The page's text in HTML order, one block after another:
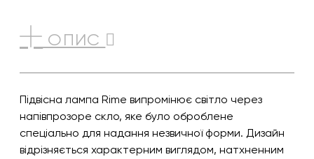
ОПИС
Підвісна лампа Rime випромінює світло через
напівпрозоре скло, яке було оброблене
спеціально для надання незвичної форми. Дизайн
відрізняється характерним виглядом, натхненним